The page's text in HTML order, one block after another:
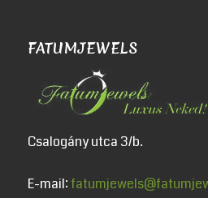
FATUMJEWELS
Csalogány utca 3/b.
E-mail: